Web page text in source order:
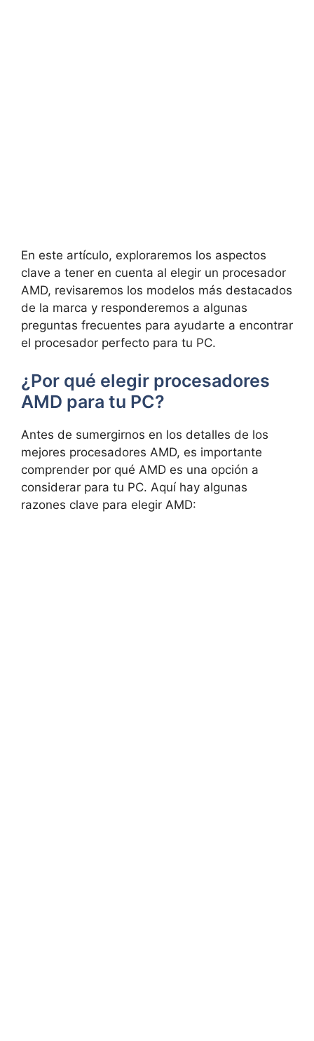
En este artículo, exploraremos los aspectos
clave a tener en cuenta al elegir un procesador
AMD, revisaremos los modelos más destacados
de la marca y responderemos a algunas
preguntas frecuentes para ayudarte a encontrar
el procesador perfecto para tu PC.
¿Por qué elegir procesadores
AMD para tu PC?
Antes de sumergirnos en los detalles de los
mejores procesadores AMD, es importante
comprender por qué AMD es una opción a
considerar para tu PC. Aquí hay algunas
razones clave para elegir AMD: